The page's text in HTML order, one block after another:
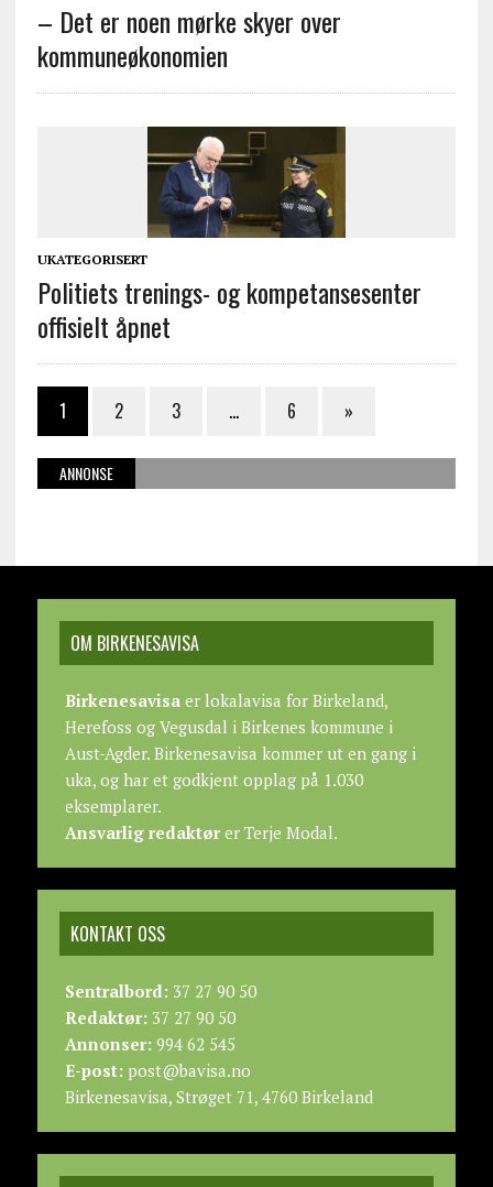
– Det er noen mørke skyer over
kommuneøkonomien
UKATEGORISERT
Politiets trenings- og kompetansesenter
offisielt åpnet
1 2 3 … 6 »
ANNONSE
OM BIRKENESAVISA
Birkenesavisaer lokalavisa for Birkeland,
Herefoss og Vegusdal i Birkenes kommune i
Aust-Agder. Birkenesavisa kommer ut en gang i
uka, og har et godkjent opplag på 1.030
eksemplarer.
Ansvarlig redaktører Terje Modal.
KONTAKT OSS
Sentralbord:37 27 90 50
Redaktør:37 27 90 50
Annonser:994 62 545
E-post:post@bavisa.no
Birkenesavisa, Strøget 71, 4760 Birkeland